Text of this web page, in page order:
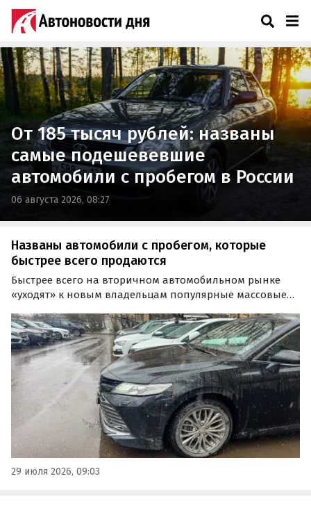
Daewoo
От 185 тысяч рублей: названы
самые подешевевшие
автомобили с пробегом в России
06 августа 2026, 08:27
Названы автомобили с пробегом, которые
быстрее всего продаются
Быстрее всего на вторичном автомобильном рынке
«уходят» к новым владельцам популярные массовые
наименьший срок актуальности объявлений
зафиксирован у Haval, LADA и Chery, следует из
результатов исследования экспертов сервиса
«Автотека».
29 июля 2026, 09:03